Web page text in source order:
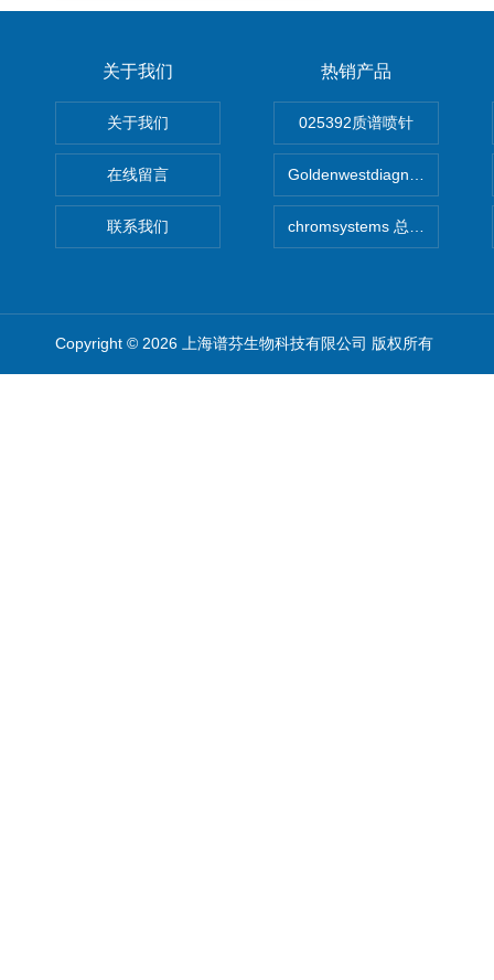
关于我们
关于我们
在线留言
联系我们
热销产品
025392质谱喷针
Goldenwestdiagnostics总代
chromsystems 总代理
Copyright © 2026 上海谱芬生物科技有限公司 版权所有